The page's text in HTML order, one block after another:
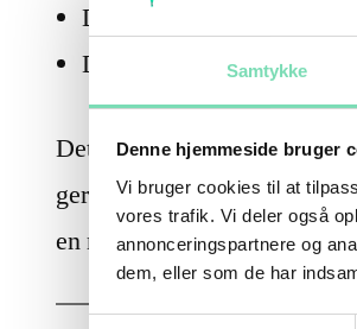
Samtykke
Denne hjemmeside bruger
Vi bruger cookies til at
vores trafik. Vi deler også
annonceringspartnere og
dem, eller som de har
Du gør træningen til en
Du skaber en rutine, der
Det er især relevant for dig,
gerne vil kombinere
en mere balanceret måde.